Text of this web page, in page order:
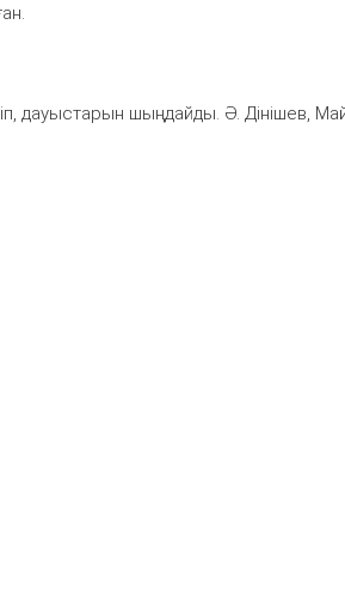
дауыстарын шыңдайды. Ә. Дінішев,